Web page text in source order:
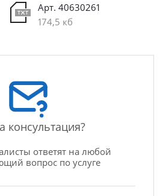
Арт. 40630261
174,5 кб
консультация?
ответят на любой
вопрос по услуге